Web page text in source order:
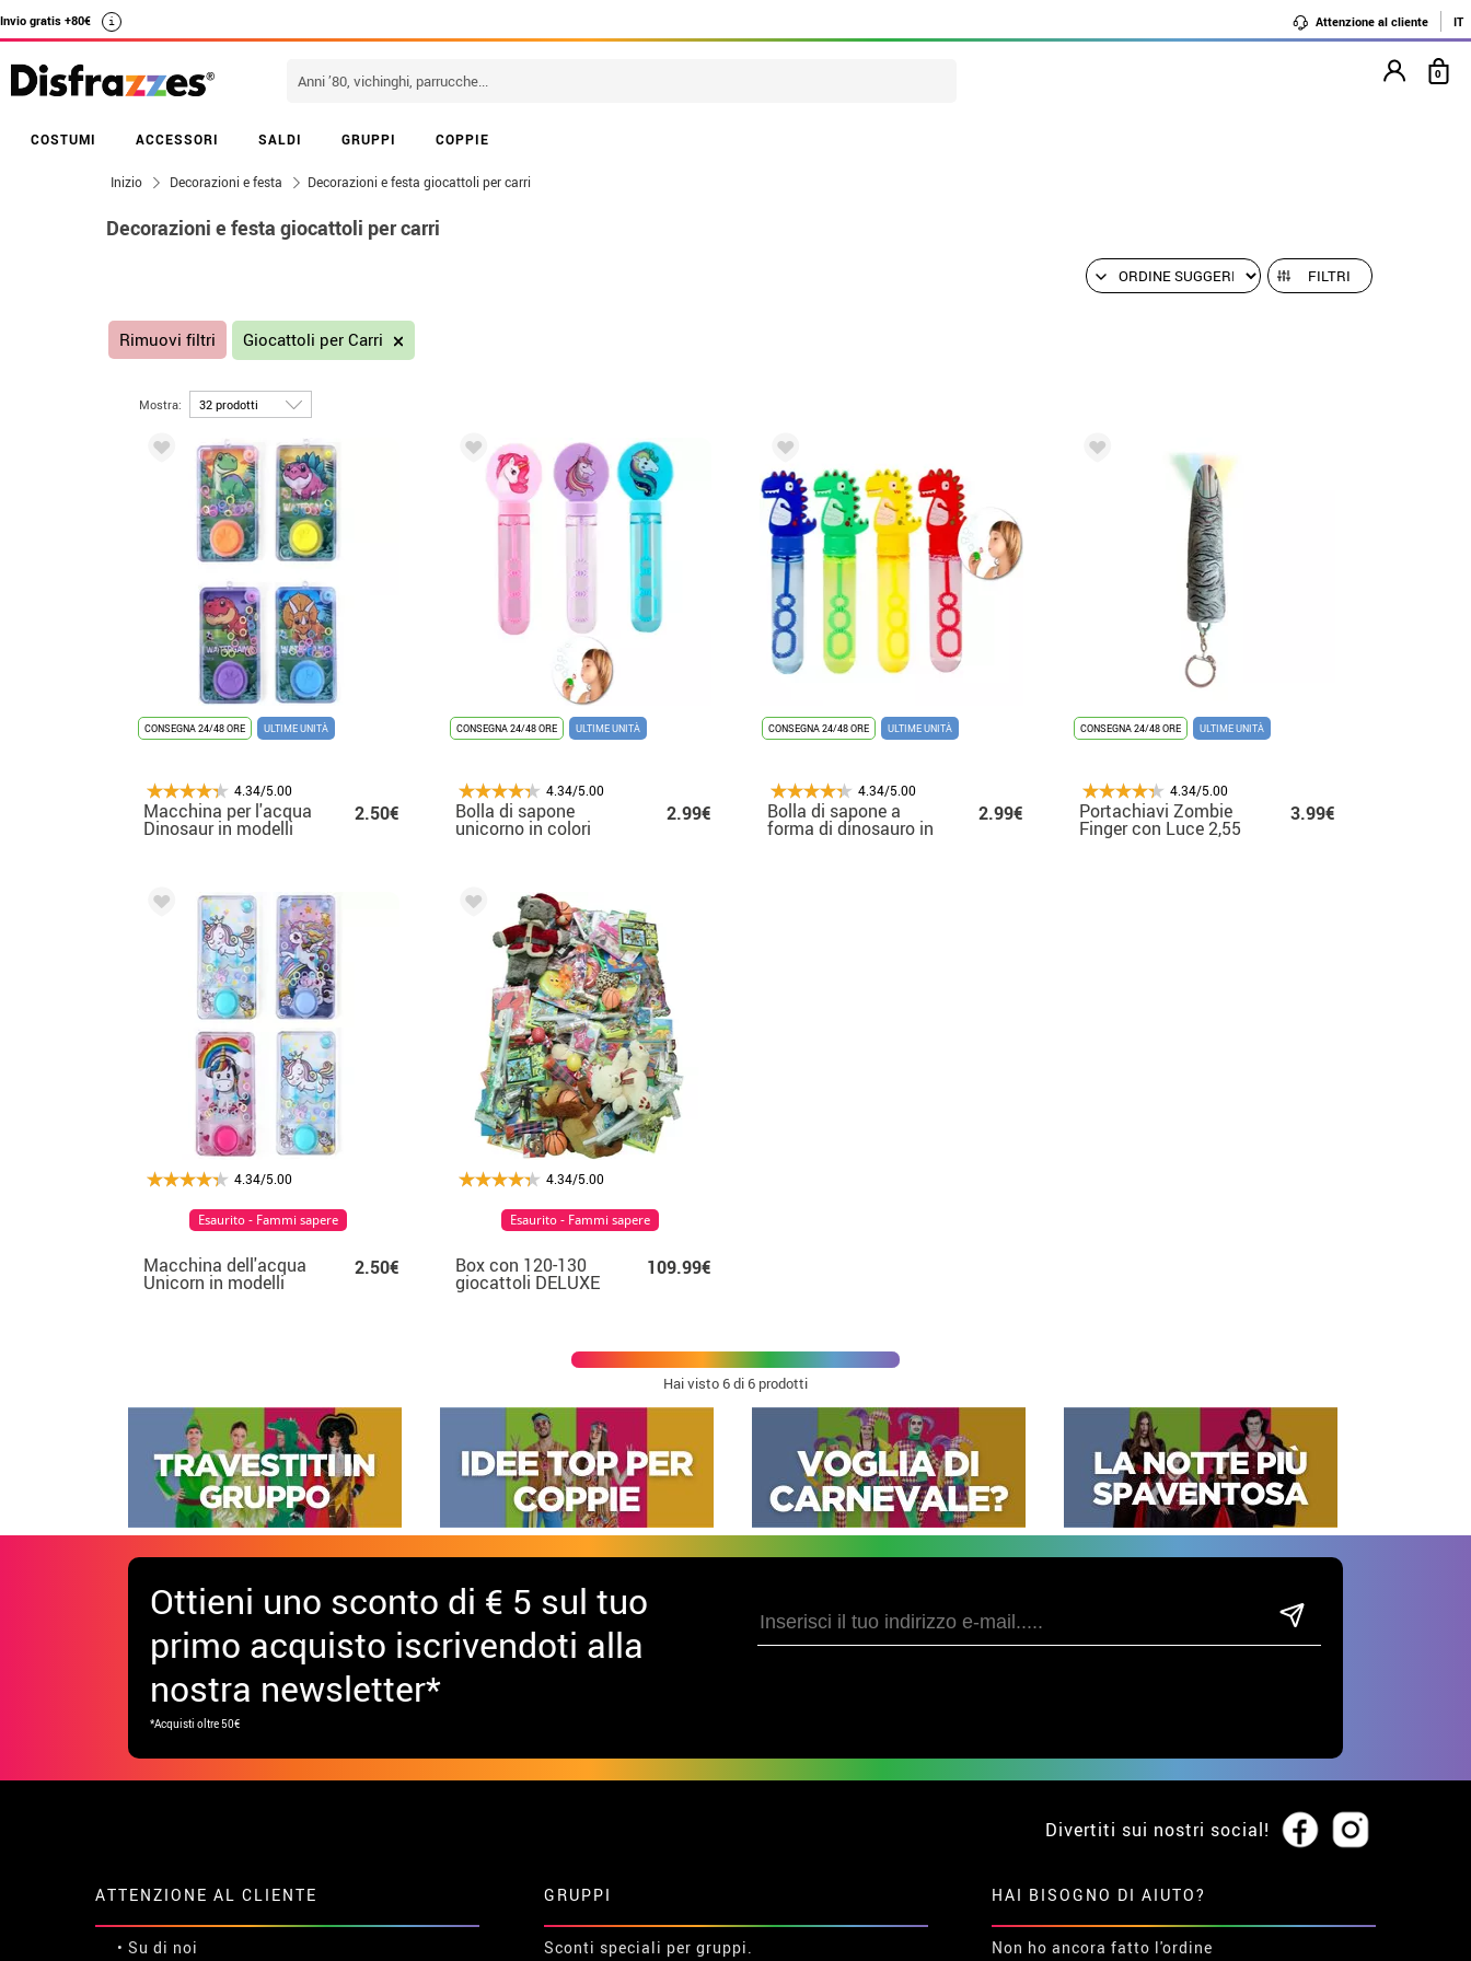
Invio gratis +80€ i Attenzione al cliente IT
COSTUMI ACCESSORI SALDI GRUPPI COPPIE
0
Inizio Decorazioni e festa Decorazioni e festa giocattoli per carri
Decorazioni e festa giocattoli per carri
FILTRI
Rimuovi filtri Giocattoli per Carri
Mostra:
CONSEGNA 24/48 ORE ULTIME UNITÀ
4.34/5.00
Macchina per l'acqua
Dinosaur in modelli
2.50€
CONSEGNA 24/48 ORE ULTIME UNITÀ
4.34/5.00
Bolla di sapone
unicorno in colori
2.99€
CONSEGNA 24/48 ORE ULTIME UNITÀ
4.34/5.00
Bolla di sapone a
forma di dinosauro in
2.99€
CONSEGNA 24/48 ORE ULTIME UNITÀ
4.34/5.00
Portachiavi Zombie
Finger con Luce 2,55
X 2,55 X 9 cm
3.99€
4.34/5.00
Macchina dell'acqua
Unicorn in modelli
2.50€
Esaurito - Fammi sapere
4.34/5.00
Box con 120-130
giocattoli DELUXE
per l'Equitazione
109.99€
Esaurito - Fammi sapere
Hai visto6di 6 prodotti
Ottieni uno sconto di € 5 sul tuo
primo acquisto iscrivendoti alla
nostra newsletter*
*Acquisti oltre 50€
Divertiti sui nostri social!
ATTENZIONE AL CLIENTE
• Su di noi
GRUPPI
Sconti speciali per gruppi.
HAI BISOGNO DI AIUTO?
Non ho ancora fatto l'ordine